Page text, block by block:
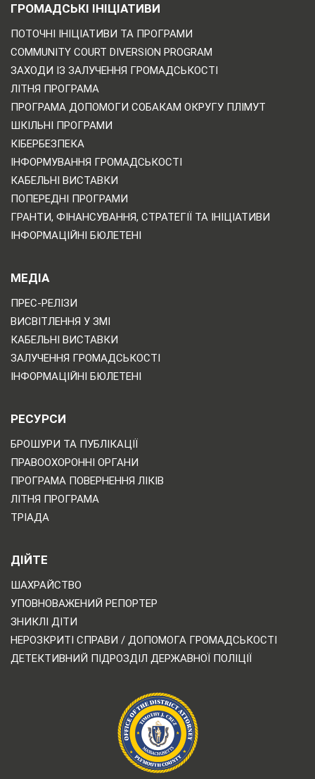
ГРОМАДСЬКІ ІНІЦІАТИВИ
ПОТОЧНІ ІНІЦІАТИВИ ТА ПРОГРАМИ
COMMUNITY COURT DIVERSION PROGRAM
ЗАХОДИ ІЗ ЗАЛУЧЕННЯ ГРОМАДСЬКОСТІ
ЛІТНЯ ПРОГРАМА
ПРОГРАМА ДОПОМОГИ СОБАКАМ ОКРУГУ ПЛІМУТ
ШКІЛЬНІ ПРОГРАМИ
КІБЕРБЕЗПЕКА
ІНФОРМУВАННЯ ГРОМАДСЬКОСТІ
КАБЕЛЬНІ ВИСТАВКИ
ПОПЕРЕДНІ ПРОГРАМИ
ГРАНТИ, ФІНАНСУВАННЯ, СТРАТЕГІЇ ТА ІНІЦІАТИВИ
ІНФОРМАЦІЙНІ БЮЛЕТЕНІ
МЕДІА
ПРЕС-РЕЛІЗИ
ВИСВІТЛЕННЯ У ЗМІ
КАБЕЛЬНІ ВИСТАВКИ
ЗАЛУЧЕННЯ ГРОМАДСЬКОСТІ
ІНФОРМАЦІЙНІ БЮЛЕТЕНІ
РЕСУРСИ
БРОШУРИ ТА ПУБЛІКАЦІЇ
ПРАВООХОРОННІ ОРГАНИ
ПРОГРАМА ПОВЕРНЕННЯ ЛІКІВ
ЛІТНЯ ПРОГРАМА
ТРІАДА
ДІЙТЕ
ШАХРАЙСТВО
УПОВНОВАЖЕНИЙ РЕПОРТЕР
ЗНИКЛІ ДІТИ
НЕРОЗКРИТІ СПРАВИ / ДОПОМОГА ГРОМАДСЬКОСТІ
ДЕТЕКТИВНИЙ ПІДРОЗДІЛ ДЕРЖАВНОЇ ПОЛІЦІЇ